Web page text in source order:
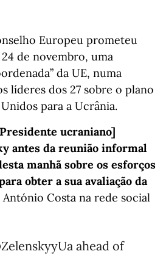
Europeu prometeu
de novembro, uma
da UE, numa
líderes dos 27 sobre o plano
para a Ucrânia.
ucraniano]
antes da reunião informal
manhã sobre os esforços
obter a sua avaliação da
António Costa na rede social
ahead of